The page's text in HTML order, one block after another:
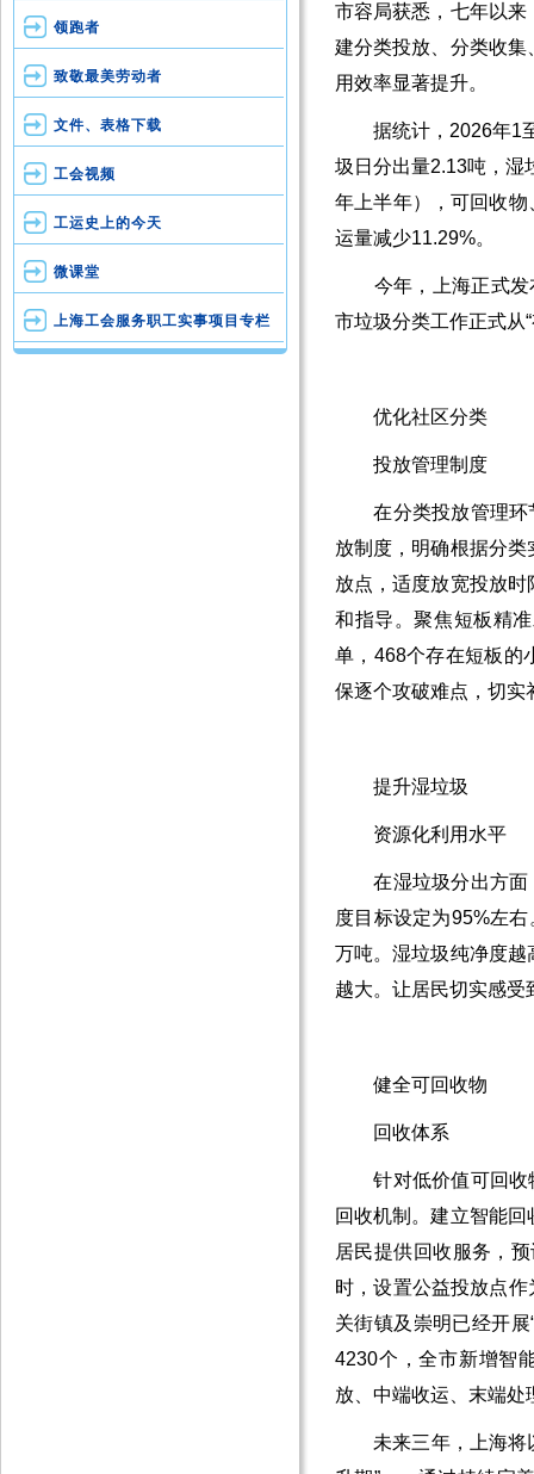
领跑者
致敬最美劳动者
文件、表格下载
工会视频
工运史上的今天
微课堂
上海工会服务职工实事项目专栏
市容局获悉，七年以
建分类投放、分类收
用效率显著提升。
据统计，2026年1至
圾日分出量2.13吨，湿
年上半年），可回收
运量减少11.29%。
今年，上海正式发
市垃圾分类工作正式从
优化社区分类
投放管理制度
在分类投放管理环节
放制度，明确根据分
放点，适度放宽投放
和指导。聚焦短板精
单，468个存在短板的
保逐个攻破难点，切实
提升湿垃圾
资源化利用水平
在湿垃圾分出方面，
度目标设定为95%左
万吨。湿垃圾纯净度
越大。让居民切实感
健全可回收物
回收体系
针对低价值可回收物
回收机制。建立智能
居民提供回收服务，
时，设置公益投放点
关街镇及崇明已经开展
4230个，全市新增智
放、中端收运、末端
未来三年，上海将以